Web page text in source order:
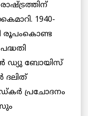
1940-
രൂപംകൊണ്ട
ഡ്യു ബോയിസ്
ദലിത്
പ്രചോദനം